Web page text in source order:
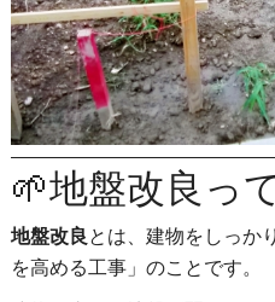
🌱地盤改良っ
地盤改良 とは、建物をしっか
を高める工事」のことです。